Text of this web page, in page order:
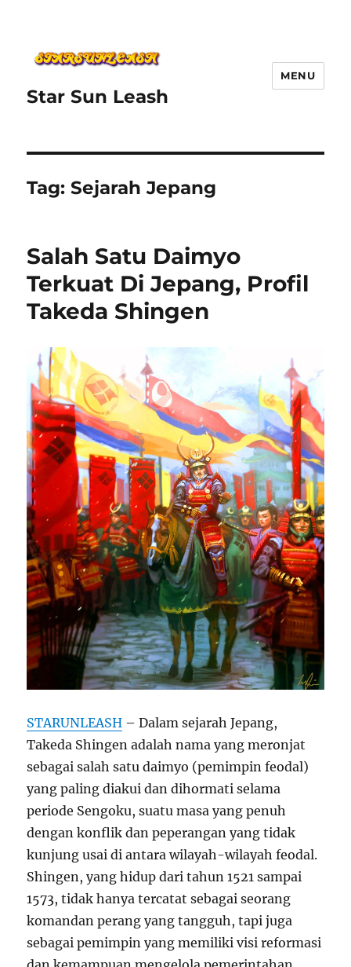
Star Sun Leash
MENU
Tag:Sejarah Jepang
Salah Satu Daimyo
Terkuat Di Jepang, Profil
Takeda Shingen
STARUNLEASH – Dalam sejarah Jepang,
Takeda Shingen adalah nama yang meronjat
sebagai salah satu daimyo (pemimpin feodal)
yang paling diakui dan dihormati selama
periode Sengoku, suatu masa yang penuh
dengan konflik dan peperangan yang tidak
kunjung usai di antara wilayah-wilayah feodal.
Shingen, yang hidup dari tahun 1521 sampai
1573, tidak hanya tercatat sebagai seorang
komandan perang yang tangguh, tapi juga
sebagai pemimpin yang memiliki visi reformasi